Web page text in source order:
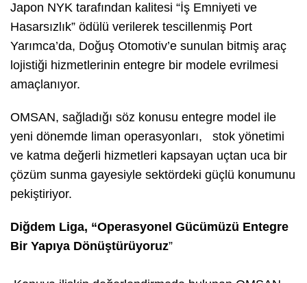
Japon NYK tarafından kalitesi “İş Emniyeti ve
Hasarsızlık” ödülü verilerek tescillenmiş Port
Yarımca’da, Doğuş Otomotiv’e sunulan bitmiş araç
lojistiği hizmetlerinin entegre bir modele evrilmesi
amaçlanıyor.
OMSAN, sağladığı söz konusu entegre model ile
yeni dönemde liman operasyonları, stok yönetimi
ve katma değerli hizmetleri kapsayan uçtan uca bir
çözüm sunma gayesiyle sektördeki güçlü konumunu
pekiştiriyor.
Diğdem Liga, “Operasyonel Gücümüzü Entegre
Bir Yapıya Dönüştürüyoruz”